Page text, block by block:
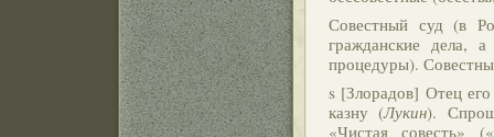
Совестный суд (в
гражданские дела,
процедуры).
s [Злорадов] Отец
казну (Лукин).
«Чистая совесть»